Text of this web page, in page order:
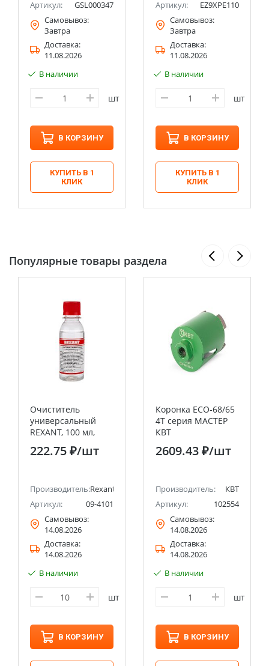
Артикул:
GSL000347
Самовывоз:
Завтра
Доставка:
11.08.2026
В наличии
шт
В КОРЗИНУ
КУПИТЬ В 1
КЛИК
Артикул:
EZ9XPE110
Самовывоз:
Завтра
Доставка:
11.08.2026
В наличии
шт
В КОРЗИНУ
КУПИТЬ В 1
КЛИК
Популярные товары раздела
Очиститель
универсальный
REXANT, 100 мл,
(Абсолютированный
99,7%)
222.75 ₽/шт
Производитель:Rexant
Артикул:
09-4101
Самовывоз:
14.08.2026
Доставка:
14.08.2026
В наличии
шт
В КОРЗИНУ
Коронка ECO-68/65
4T серия МАСТЕР
КВТ
2609.43 ₽/шт
Производитель:
КВТ
Артикул:
102554
Самовывоз:
14.08.2026
Доставка:
14.08.2026
В наличии
шт
В КОРЗИНУ